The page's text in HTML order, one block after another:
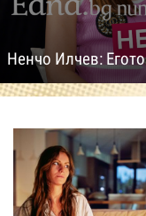
Ненчо Илчев: